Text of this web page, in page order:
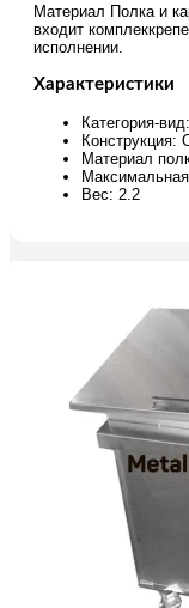
Материал Полка и
входит
исполнении.
Характеристики
Категория-
Конструкция:
Материал
Максимальная
Вес: 2.2